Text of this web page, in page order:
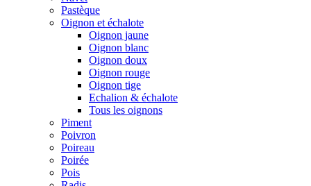
Pastèque
Oignon et échalote
Oignon jaune
Oignon blanc
Oignon doux
Oignon rouge
Oignon tige
Echalion & échalote
Tous les oignons
Piment
Poivron
Poireau
Poirée
Pois